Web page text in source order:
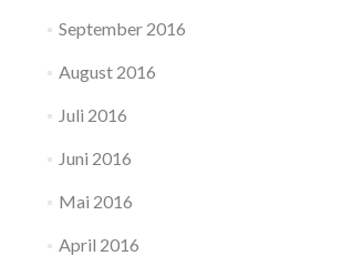
September 2016
August 2016
Juli 2016
Juni 2016
Mai 2016
April 2016